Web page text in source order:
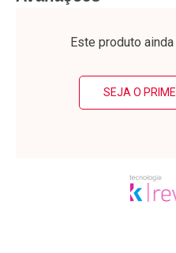
Laboratório
Por Menos
Este produto
SEJA O